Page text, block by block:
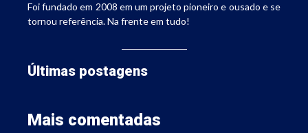
Foi fundado em 2008 em um projeto pioneiro e ousado e se
tornou referência. Na frente em tudo!
Últimas postagens
Mais comentadas